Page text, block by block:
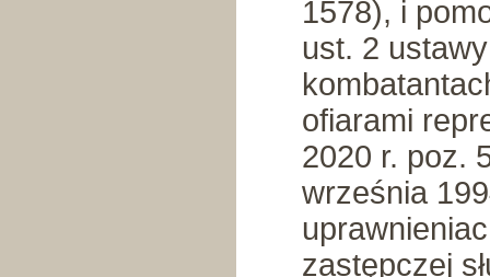
1578), i
ust. 2
ofiarami
2020 r. poz.
września
zastępczej